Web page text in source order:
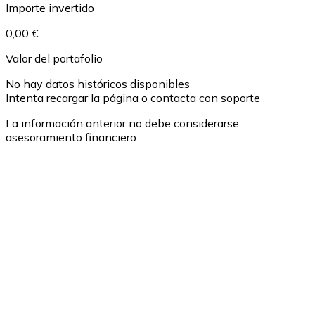
Importe invertido
0,00 €
Valor del portafolio
No hay datos históricos disponibles
Intenta recargar la página o contacta con soporte
La información anterior no debe considerarse
asesoramiento financiero.